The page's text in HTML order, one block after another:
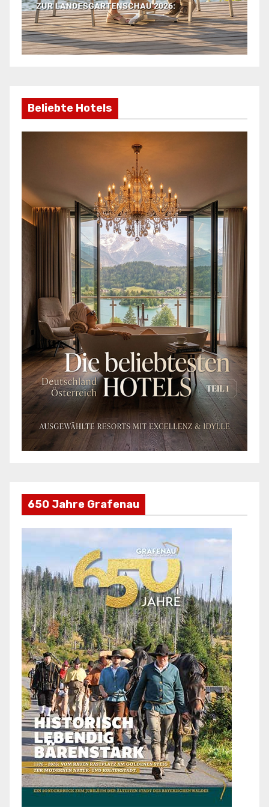
Beliebte Hotels
650 Jahre Grafenau